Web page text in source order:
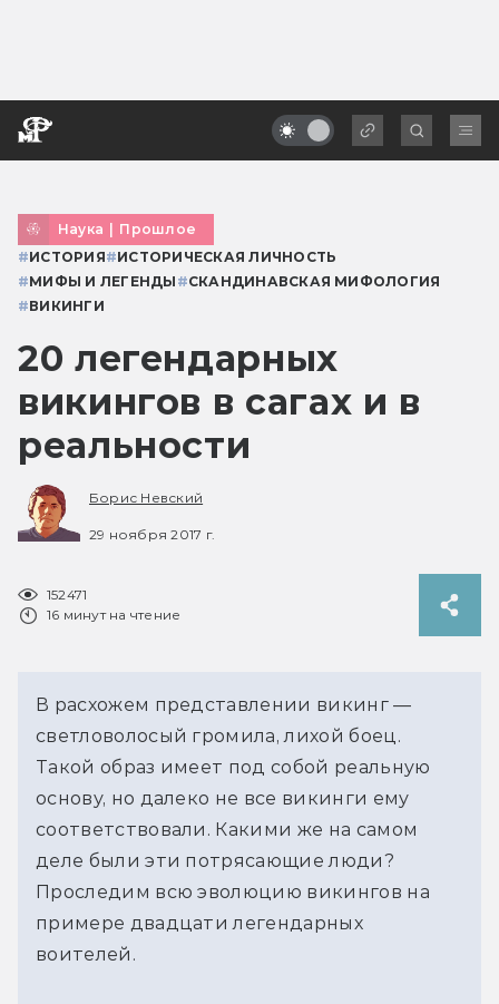
Наука | Прошлое
#ИСТОРИЯ#ИСТОРИЧЕСКАЯ ЛИЧНОСТЬ
#МИФЫ И ЛЕГЕНДЫ #СКАНДИНАВСКАЯ МИФОЛОГИЯ
#ВИКИНГИ
20 легендарных
викингов в сагах и в
реальности
Борис Невский
29 ноября 2017 г.
152471
16 минут на чтение
В расхожем представлении викинг —
светловолосый громила, лихой боец.
Такой образ имеет под собой реальную
основу, но далеко не все викинги ему
соответствовали. Какими же на самом
деле были эти потрясающие люди?
Проследим всю эволюцию викингов на
примере двадцати легендарных
воителей.